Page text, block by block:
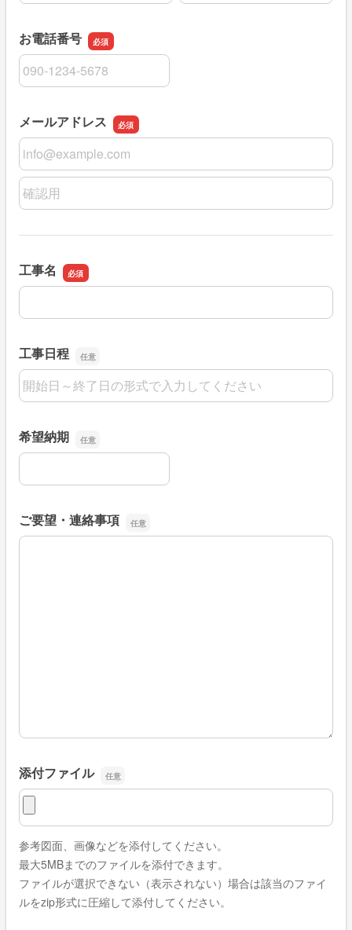
お電話番号
お電話番号
メールアドレス
メールアドレス
メールアドレスの確認用
工事名
工事名
工事日程
工事日程
希望納期
希望納期
ご要望・連絡事項
ご要望・連絡事項
添付ファイル
添付ファイル
参考図面、画像などを添付してください。
最大5MBまでのファイルを添付できます。
ファイルが選択できない（表示されない）場合は該当のファイ
ルをzip形式に圧縮して添付してください。